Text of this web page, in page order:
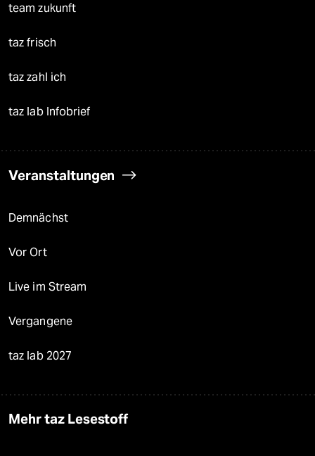
team zukunft
taz frisch
taz zahl ich
taz lab Infobrief
Veranstaltungen
Demnächst
Vor Ort
Live im Stream
Vergangene
taz lab 2027
Mehr taz Lesestoff